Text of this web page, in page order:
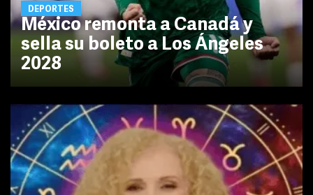
DEPORTES
México remonta a Canadá y
sella su boleto a Los Ángeles
2028